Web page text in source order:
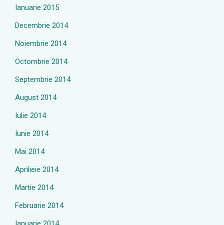
Ianuarie 2015
Decembrie 2014
Noiembrie 2014
Octombrie 2014
Septembrie 2014
August 2014
Iulie 2014
Iunie 2014
Mai 2014
Aprilieie 2014
Martie 2014
Februarie 2014